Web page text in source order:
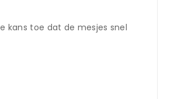
kans toe dat de mesjes snel